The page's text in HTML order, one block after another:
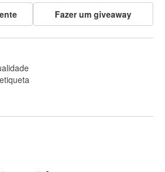
Fazer um giveaway